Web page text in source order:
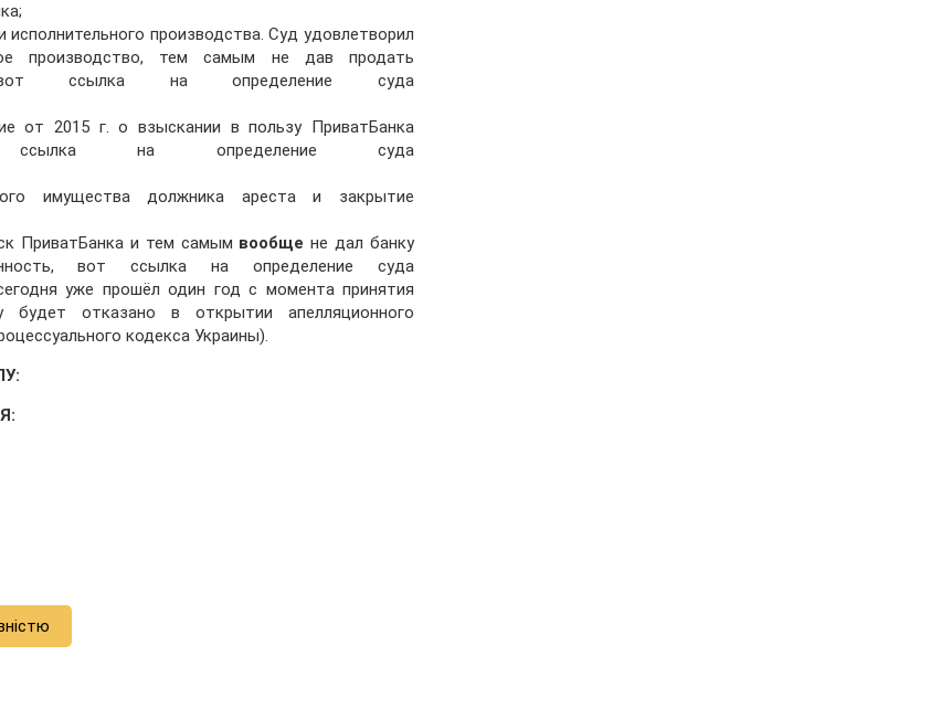
производства. Суд удовлетворил
производство, тем самым не дав продать
вот ссылка на определение суда
от 2015 г. о взыскании в пользу ПриватБанка
ссылка на определение суда
имущества должника ареста и закрытие
ПриватБанка и тем самым вообще не дал банку
вот ссылка на определение суда
уже прошёл один год с момента принятия
будет отказано в открытии апелляционного
кодекса Украины).